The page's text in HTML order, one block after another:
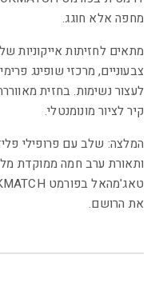
מחפה אלא חוגג.
מתאים לחזיתות אייקוניות
צבעוניים, מרכזי שופינג
קיר לציור מונומנטלי.
המלצה: שלב עם פרופילי
ותאורת ערב חמה ממוקדת
את הרושם.